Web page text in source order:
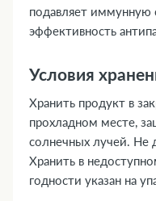
подавляет иммунную
эффективность
Условия
Хранить продукт в
прохладном месте,
солнечных лучей. Не
Хранить в
годности указан на